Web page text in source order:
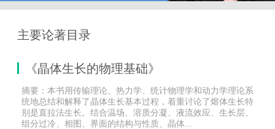
主要论著目录
《晶体生长的物理基础》
摘要：本书用传输理论、热力学、统计物理学和动力学理论系
统地总结和解释了晶体生长基本过程，着重讨论了熔体生长特
别是直拉法生长。结合温场、溶质分凝、液流效应、生长层、
组分过冷、相图、界面的结构与性质、晶体...